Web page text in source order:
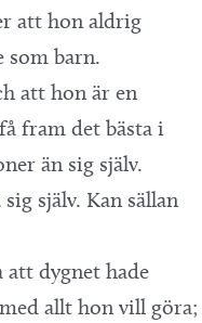
att hon aldrig
som barn.
att hon är en
fram det bästa i
än sig själv.
själv. Kan sällan
dygnet hade
allt hon vill göra;